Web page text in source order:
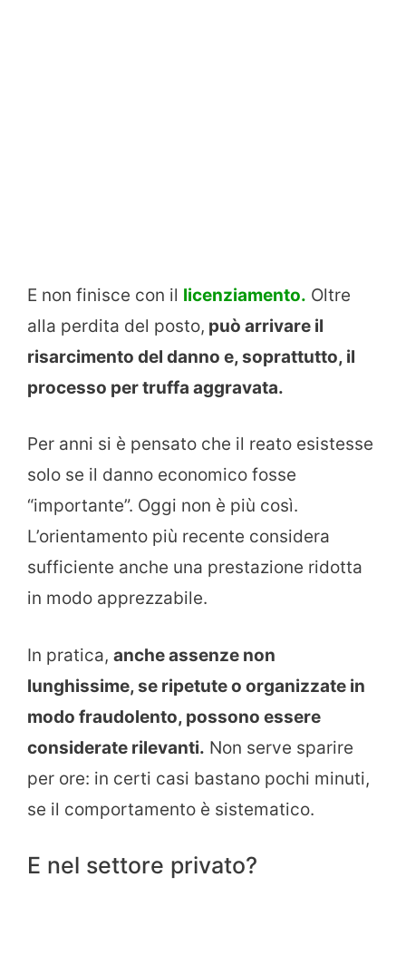
E non finisce con il licenziamento. Oltre
alla perdita del posto, può arrivare il
risarcimento del danno e, soprattutto, il
processo per truffa aggravata.
Per anni si è pensato che il reato esistesse
solo se il danno economico fosse
“importante”. Oggi non è più così.
L’orientamento più recente considera
sufficiente anche una prestazione ridotta
in modo apprezzabile.
In pratica, anche assenze non
lunghissime, se ripetute o organizzate in
modo fraudolento, possono essere
considerate rilevanti. Non serve sparire
per ore: in certi casi bastano pochi minuti,
se il comportamento è sistematico.
E nel settore privato?